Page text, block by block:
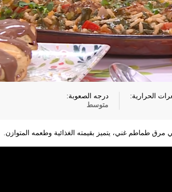
الحرارية:
درجه الصعوبة:
متوسط
طماطم غني، يتميز بقيمته الغذائية وطعمه المتوازن.